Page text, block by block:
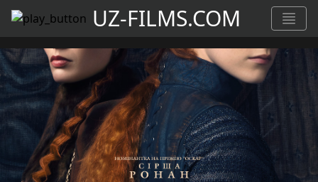
UZ-FILMS.COM